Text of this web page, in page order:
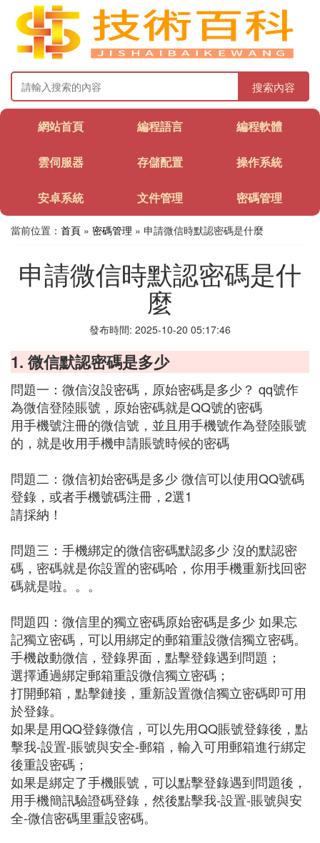
搜索內容
網站首頁 編程語言 編程軟體
雲伺服器 存儲配置 操作系統
安卓系統 文件管理 密碼管理
當前位置： 首頁 » 密碼管理 » 申請微信時默認密碼是什麼
申請微信時默認密碼是什
麼
發布時間: 2025-10-20 05:17:46
1. 微信默認密碼是多少
問題一：微信沒設密碼，原始密碼是多少？ qq號作
為微信登陸賬號，原始密碼就是QQ號的密碼
用手機號注冊的微信號，並且用手機號作為登陸賬號
的，就是收用手機申請賬號時候的密碼
問題二：微信初始密碼是多少 微信可以使用QQ號碼
登錄，或者手機號碼注冊，2選1
請採納！
問題三：手機綁定的微信密碼默認多少 沒的默認密
碼，密碼就是你設置的密碼哈，你用手機重新找回密
碼就是啦。。。
問題四：微信里的獨立密碼原始密碼是多少 如果忘
記獨立密碼，可以用綁定的郵箱重設微信獨立密碼。
手機啟動微信，登錄界面，點擊登錄遇到問題；
選擇通過綁定郵箱重設微信獨立密碼；
打開郵箱，點擊鏈接，重新設置微信獨立密碼即可用
於登錄。
如果是用QQ登錄微信，可以先用QQ賬號登錄後，點
擊我-設置-賬號與安全-郵箱，輸入可用郵箱進行綁定
後重設密碼；
如果是綁定了手機賬號，可以點擊登錄遇到問題後，
用手機簡訊驗證碼登錄，然後點擊我-設置-賬號與安
全-微信密碼里重設密碼。